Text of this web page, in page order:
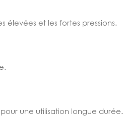
et les fortes pressions.
une utilisation longue durée.